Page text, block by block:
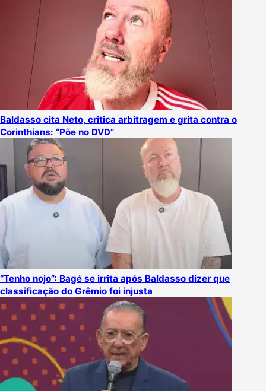
Baldasso cita Neto, critica arbitragem e grita contra o
Corinthians: “Põe no DVD”
“Tenho nojo”: Bagé se irrita após Baldasso dizer que
classificação do Grêmio foi injusta